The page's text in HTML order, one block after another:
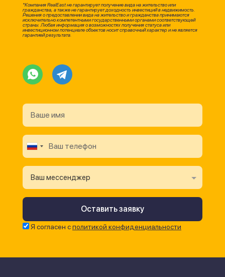
*Компания RealEast не гарантирует получение вида на жительство или
гражданства, а также не гарантирует доходность инвестиций в недвижимость.
Решения о предоставлении вида на жительство и гражданства принимаются
исключительно компетентными государственными органами соответствующей
страны. Любая информация о возможностях получения статуса или
инвестиционном потенциале объектов носит справочный характер и не является
гарантией результата.
Ваш мессенджер
Я согласен сполитикой конфиденциальности